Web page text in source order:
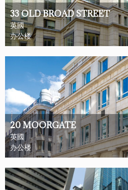
33 OLD BROAD STREET
英國
办公楼
20 MOORGATE
英國
办公楼